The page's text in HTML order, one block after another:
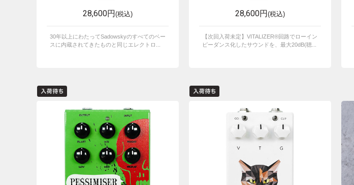
28,600円(税込)
30年以上にわたってSadowskyのすべてのベー
スに内蔵されてきたものと同じエレクトロ...
28,600円(税込)
【次回入荷未定】VITALIZER®回路でローイン
ピーダンス化したサウンドを、最大20dB(聴...